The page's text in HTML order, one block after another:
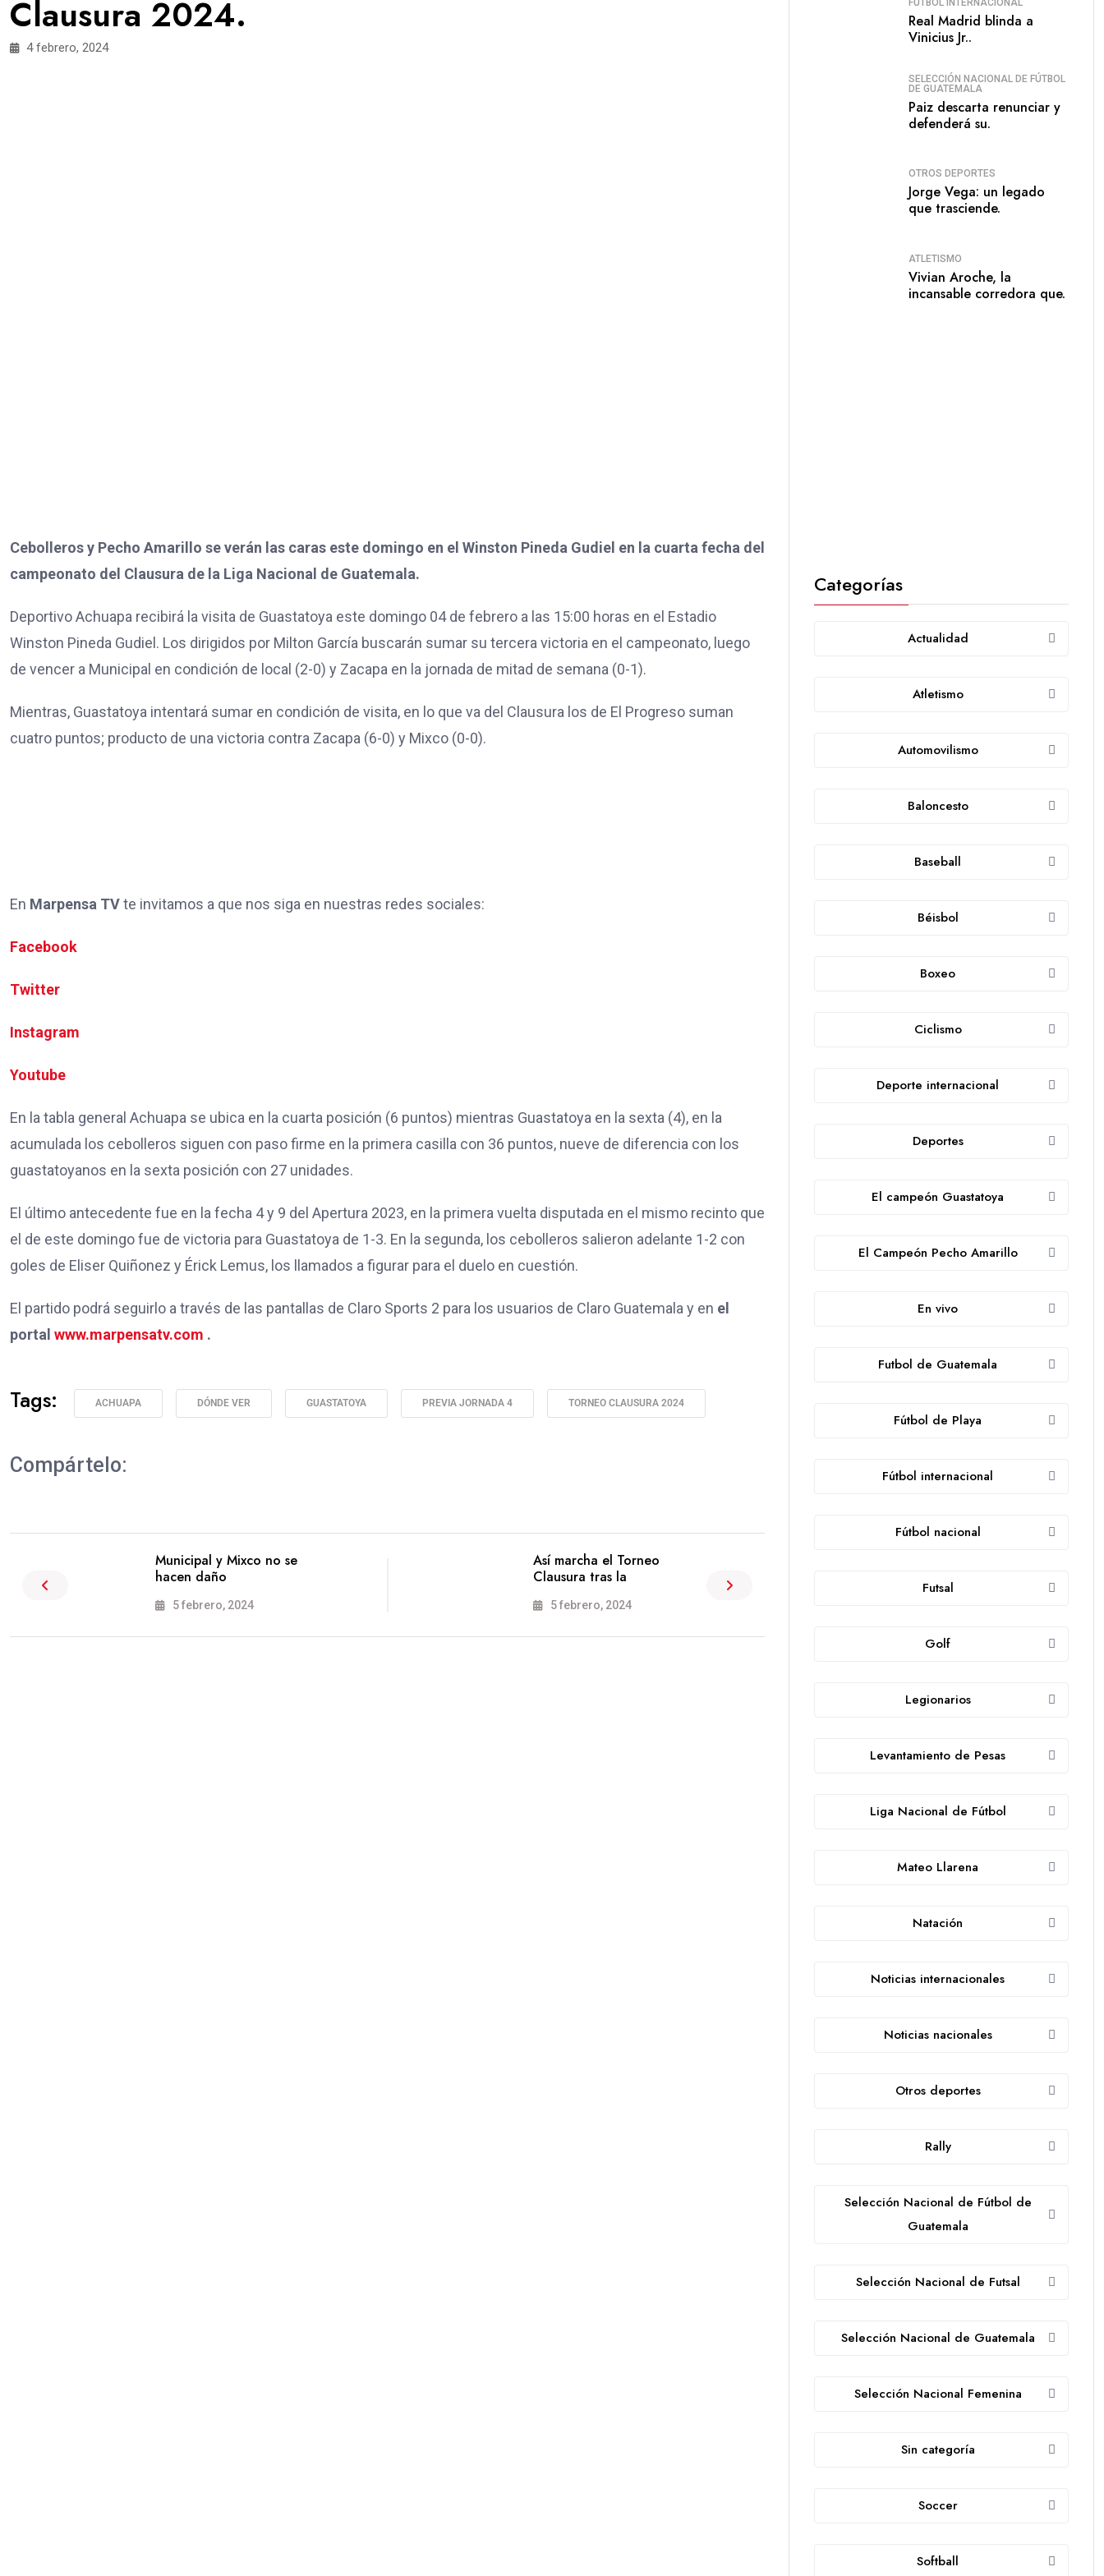
Clausura 2024.
4 febrero, 2024
Cebolleros y Pecho Amarillo se verán las caras este domingo en el Winston Pineda Gudiel en la cuarta fecha del
campeonato del Clausura de la Liga Nacional de Guatemala.
Deportivo Achuapa recibirá la visita de Guastatoya este domingo 04 de febrero a las 15:00 horas en el Estadio
Winston Pineda Gudiel. Los dirigidos por Milton García buscarán sumar su tercera victoria en el campeonato, luego
de vencer a Municipal en condición de local (2-0) y Zacapa en la jornada de mitad de semana (0-1).
Mientras, Guastatoya intentará sumar en condición de visita, en lo que va del Clausura los de El Progreso suman
cuatro puntos; producto de una victoria contra Zacapa (6-0) y Mixco (0-0).
En Marpensa TVte invitamos a que nos siga en nuestras redes sociales:
Facebook
Twitter
Instagram
Youtube
En la tabla general Achuapa se ubica en la cuarta posición (6 puntos) mientras Guastatoya en la sexta (4), en la
acumulada los cebolleros siguen con paso firme en la primera casilla con 36 puntos, nueve de diferencia con los
guastatoyanos en la sexta posición con 27 unidades.
El último antecedente fue en la fecha 4 y 9 del Apertura 2023, en la primera vuelta disputada en el mismo recinto que
el de este domingo fue de victoria para Guastatoya de 1-3. En la segunda, los cebolleros salieron adelante 1-2 con
goles de Eliser Quiñonez y Érick Lemus, los llamados a figurar para el duelo en cuestión.
El partido podrá seguirlo a través de las pantallas de Claro Sports 2 para los usuarios de Claro Guatemala y en el
portal www.marpensatv.com .
Tags: ACHUAPA DÓNDE VER GUASTATOYA PREVIA JORNADA 4 TORNEO CLAUSURA 2024
Compártelo:
Municipal y Mixco no se
hacen daño
5 febrero, 2024
Así marcha el Torneo
Clausura tras la
5 febrero, 2024
Real Madrid blinda a
Vinicius Jr..
SELECCIÓN NACIONAL DE FÚTBOL
DE GUATEMALA
Paiz descarta renunciar y
defenderá su.
OTROS DEPORTES
Jorge Vega: un legado
que trasciende.
ATLETISMO
Vivian Aroche, la
incansable corredora que.
Categorías
Actualidad
Atletismo
Automovilismo
Baloncesto
Baseball
Béisbol
Boxeo
Ciclismo
Deporte internacional
Deportes
El campeón Guastatoya
El Campeón Pecho Amarillo
En vivo
Futbol de Guatemala
Fútbol de Playa
Fútbol internacional
Fútbol nacional
Futsal
Golf
Legionarios
Levantamiento de Pesas
Liga Nacional de Fútbol
Mateo Llarena
Natación
Noticias internacionales
Noticias nacionales
Otros deportes
Rally
Selección Nacional de Fútbol de
Guatemala
Selección Nacional de Futsal
Selección Nacional de Guatemala
Selección Nacional Femenina
Sin categoría
Soccer
Softball